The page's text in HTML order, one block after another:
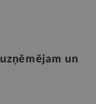
un